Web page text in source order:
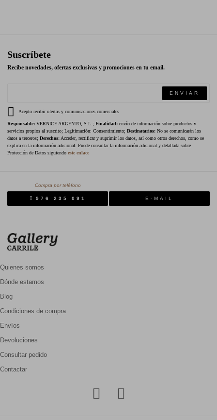
Suscríbete
Recibe novedades, ofertas exclusivas y promociones en tu email.
ENVIAR
Acepto recibir ofertas y comunicaciones comerciales
Responsable: VERNICE ARGENTO, S.L.; Finalidad: envío de información sobre productos y
servicios propios al suscrito; Legitimación: Consentimiento; Destinatarios: No se comunicarán los
datos a terceros; Derechos:Acceder, rectificar y suprimir los datos, así como otros derechos, como se
explica en la información adicional. Puede consultar la información adicional y detallada sobre
Protección de Datos siguiendo este enlace
Compra por teléfono
976 235 091 E-MAIL
Quienes somos
Dónde estamos
Blog
Condiciones de compra
Envíos
Devoluciones
Consultar pedido
Contactar